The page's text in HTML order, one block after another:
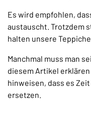
Es wird empfohlen,
austauscht. Trotzdem
halten unsere
Manchmal muss man
diesem Artikel
hinweisen, dass es
ersetzen.